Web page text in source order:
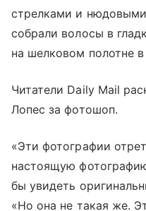
стрелками и
собрали волосы в
на шелковом полотне
Читатели Daily Mail
Лопес за фотошоп.
«Эти фотографии
настоящую
бы увидеть
«Но она не такая же.